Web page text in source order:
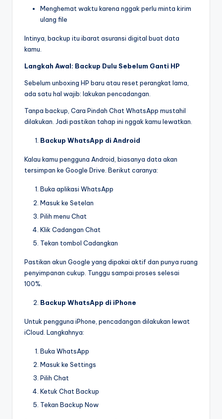
Menghemat waktu karena nggak perlu minta kirim
ulang file
Intinya, backup itu ibarat asuransi digital buat data
kamu.
Langkah Awal: Backup Dulu Sebelum Ganti HP
Sebelum unboxing HP baru atau reset perangkat lama,
ada satu hal wajib: lakukan pencadangan.
Tanpa backup, Cara Pindah Chat WhatsApp mustahil
dilakukan. Jadi pastikan tahap ini nggak kamu lewatkan.
Backup WhatsApp di Android
Kalau kamu pengguna Android, biasanya data akan
tersimpan ke Google Drive. Berikut caranya:
Buka aplikasi WhatsApp
Masuk ke Setelan
Pilih menu Chat
Klik Cadangan Chat
Tekan tombol Cadangkan
Pastikan akun Google yang dipakai aktif dan punya ruang
penyimpanan cukup. Tunggu sampai proses selesai
100%.
Backup WhatsApp di iPhone
Untuk pengguna iPhone, pencadangan dilakukan lewat
iCloud. Langkahnya:
Buka WhatsApp
Masuk ke Settings
Pilih Chat
Ketuk Chat Backup
Tekan Backup Now